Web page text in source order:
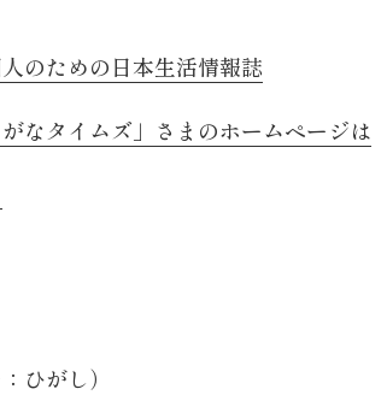
のための日本生活情報誌
がなタイムズ」さまのホームページは
ひがし）